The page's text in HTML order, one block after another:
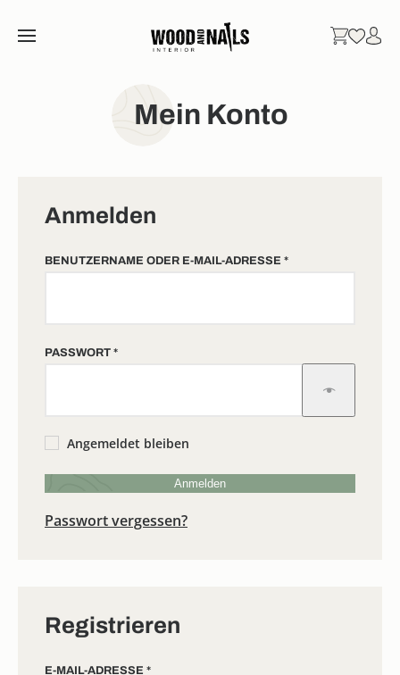
Mein Konto
Anmelden
BENUTZERNAME ODER E-MAIL-ADRESSE *ERFORDERLICH
PASSWORT *ERFORDERLICH
Angemeldet bleiben
Anmelden
Passwort vergessen?
Registrieren
E-MAIL-ADRESSE *ERFORDERLICH